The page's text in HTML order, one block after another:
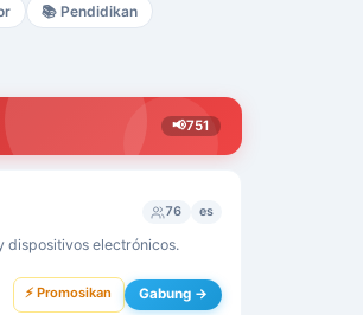
📚 Pendidikan
📢751
76 es
dispositivos electrónicos.
⚡ Promosikan Gabung →